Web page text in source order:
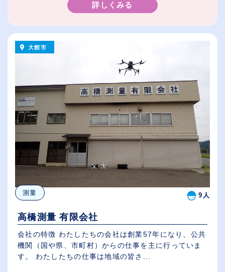
詳しくみる
大館市
測量 9人
高橋測量 有限会社
会社の特徴 わたしたちの会社は創業57年になり、公共
機関（国や県、市町村）からの仕事を主に行っていま
す。 わたしたちの仕事は地域の皆さ...